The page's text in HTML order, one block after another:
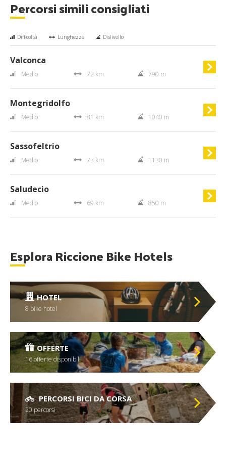
Percorsi simili consigliati
Difficoltà Lunghezza Dislivello
Valconca
Medio 72 km 790 m
Montegridolfo
Medio 81 km 1040 m
Sassofeltrio
Medio 73 km 1130 m
Saludecio
Medio 69 km 850 m
Esplora Riccione Bike Hotels
HOTEL
8 bike hotel
OFFERTE
16 offerte disponibili
PERCORSI BICI DA CORSA
20 percorsi